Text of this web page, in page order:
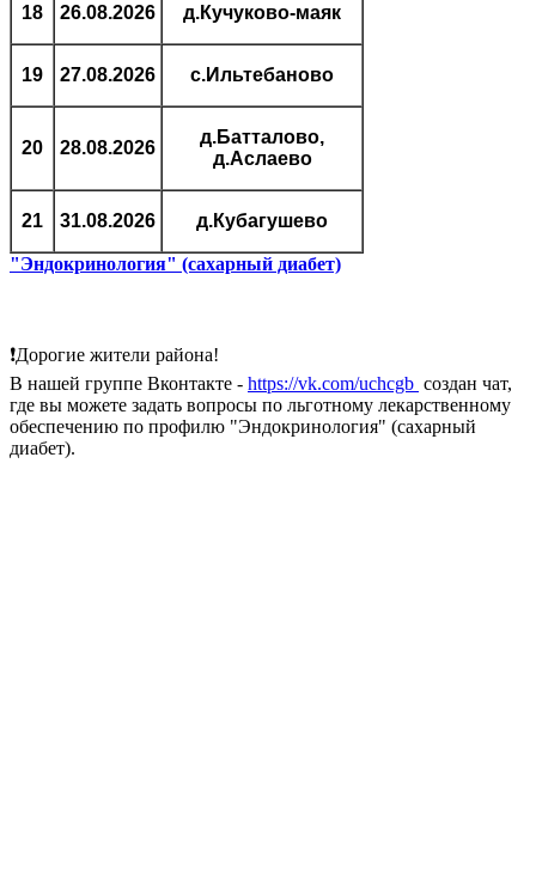
18 26.08.2026 д.Кучуково-маяк
19 27.08.2026 с.Ильтебаново
20 28.08.2026
д.Батталово,
д.Аслаево
21 31.08.2026 д.Кубагушево
"Эндокринология" (сахарный диабет)
❗Дорогие жители района!
В нашей группе Вконтакте - https://vk.com/uchcgb создан чат,
где вы можете задать вопросы по льготному лекарственному
обеспечению по профилю "Эндокринология" (сахарный
диабет).